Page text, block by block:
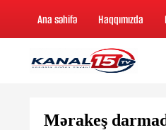
Ana səhifə Haqqımızda
Mərakeş